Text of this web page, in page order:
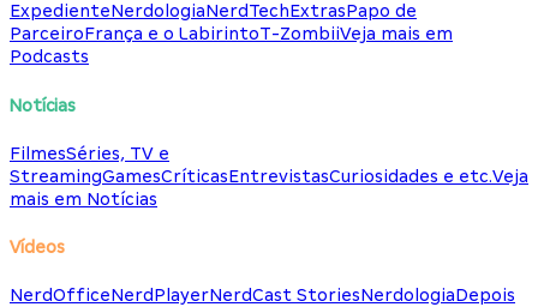
ExpedienteNerdologiaNerdTechExtrasPapo de
ParceiroFrança e o LabirintoT-ZombiiVeja mais em
Podcasts
Notícias
FilmesSéries, TV e
StreamingGamesCríticasEntrevistasCuriosidades e etc.Veja
mais em Notícias
Vídeos
NerdOfficeNerdPlayerNerdCast StoriesNerdologiaDepois